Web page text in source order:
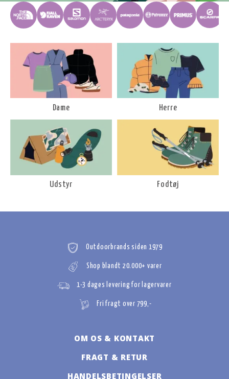
Dame Herre
Udstyr Fodtøj
Outdoorbrands siden 1979
Shop blandt 20.000+ varer
1-3 dages levering for lagervarer
Fri fragt over 799,-
OM OS & KONTAKT
FRAGT & RETUR
HANDELSBETINGELSER